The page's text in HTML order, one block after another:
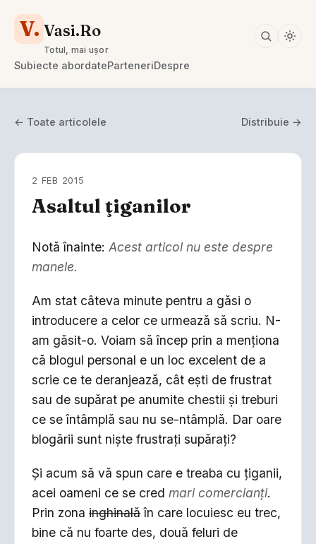
V. Vasi.Ro
Totul, mai ușor
Subiecte abordateParteneriDespre
← Toate articolele Distribuie →
2 FEB 2015
Asaltul ţiganilor
Notă înainte: Acest articol nu este despre
manele.
Am stat câteva minute pentru a găsi o
introducere a celor ce urmează să scriu. N-
am găsit-o. Voiam să încep prin a menţiona
că blogul personal e un loc excelent de a
scrie ce te deranjează, cât eşti de frustrat
sau de supărat pe anumite chestii şi treburi
ce se întâmplă sau nu se-ntâmplă. Dar oare
blogării sunt nişte frustraţi supăraţi?
Şi acum să vă spun care e treaba cu ţiganii,
acei oameni ce se cred mari comercianţi.
Prin zona inghinalăîn care locuiesc eu trec,
bine că nu foarte des, două feluri de